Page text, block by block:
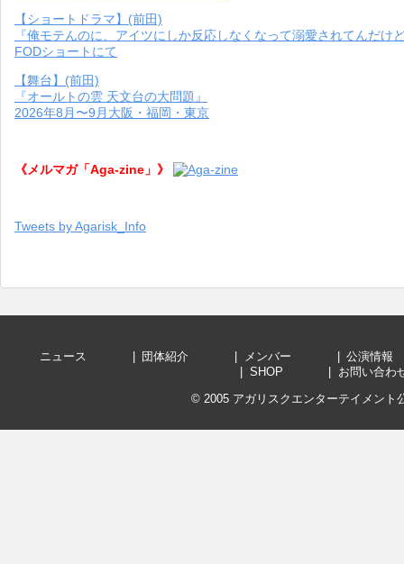
【ショートドラマ】(前田)
『俺モテんのに、アイツにしか反応しなくなって溺愛されてんだけ
FODショートにて
【舞台】(前田)
『オールトの雲 天文台の大問題』
2026年8月〜9月大阪・福岡・東京
《メルマガ「Aga-zine」》
Tweets by Agarisk_Info
ニュース 団体紹介 メンバー
公演
SHOP
お問い
© 2005 アガリスクエンターテイメント